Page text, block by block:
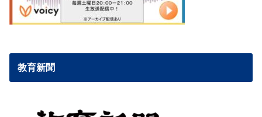
教育新聞